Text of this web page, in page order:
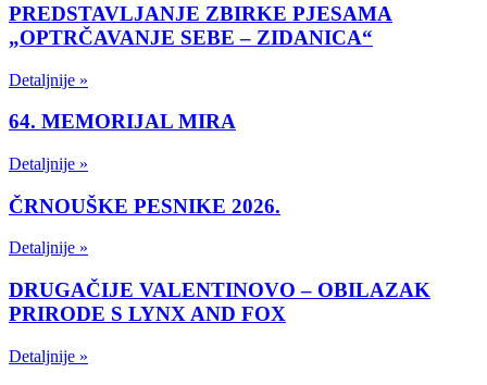
PREDSTAVLJANJE ZBIRKE PJESAMA
„OPTRČAVANJE SEBE – ZIDANICA“
Detaljnije »
64. MEMORIJAL MIRA
Detaljnije »
ČRNOUŠKE PESNIKE 2026.
Detaljnije »
DRUGAČIJE VALENTINOVO – OBILAZAK
PRIRODE S LYNX AND FOX
Detaljnije »